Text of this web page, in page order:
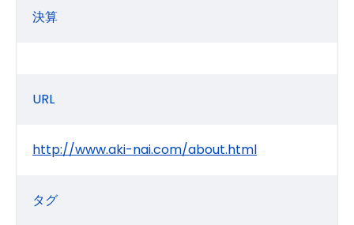
決算
URL
http://www.aki-nai.com/about.html
タグ